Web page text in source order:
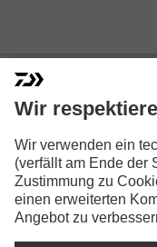
Modellausführungen: 2
GrandWave
Drilling
Wir
Wir verwenden ein
(verfällt am Ende der
Zustimmung zu
einen erweiterten
Angebot zu